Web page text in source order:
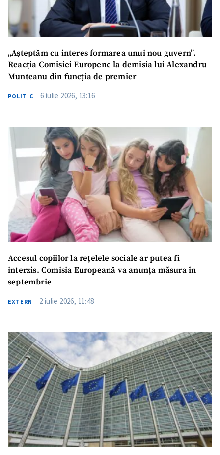
„Așteptăm cu interes formarea unui nou guvern”.
Reacția Comisiei Europene la demisia lui Alexandru
Munteanu din funcția de premier
POLITIC 6 iulie 2026, 13:16
Accesul copiilor la rețelele sociale ar putea fi
interzis. Comisia Europeană va anunța măsura în
septembrie
EXTERN 2 iulie 2026, 11:48